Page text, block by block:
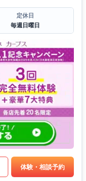
定休日
毎週日曜日
体験・相談予約